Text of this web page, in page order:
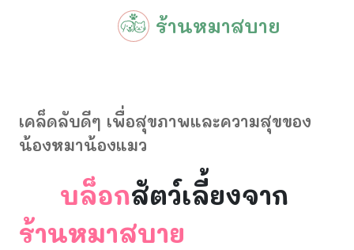
ร้านหมาสบาย
เคล็ดลับดีๆ เพื่อสุขภาพและความสุขของ
น้องหมาน้องแมว
บล็อกสัตว์เลี้ยงจาก
ร้านหมาสบาย